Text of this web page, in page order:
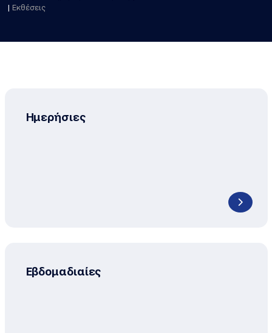
Εκθέσεις
Ημερήσιες
Εβδομαδιαίες